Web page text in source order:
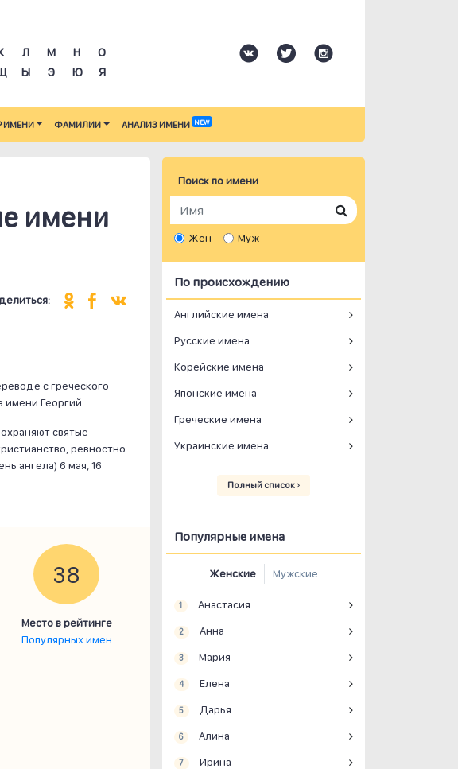
Л М Н
О
Ы Э Ю Я
ИМЕНИ ФАМИЛИИ АНАЛИЗ ИМЕНИ NEW
имени
с греческого
Георгий.
святые
ревностно
ангела) 6 мая, 16
38
Место в рейтинге
Популярных имен
Поиск по имени
Жен Муж
По происхождению
Английские имена
Русские имена
Корейские имена
Японские имена
Греческие имена
Украинские имена
Полный список
Популярные имена
Женские Мужские
1 Анастасия
2 Анна
3 Мария
4 Елена
5 Дарья
6 Алина
7 Ирина